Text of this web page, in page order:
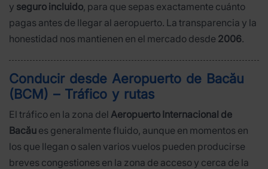
y seguro incluido, para que sepas exactamente cuánto
pagas antes de llegar al aeropuerto. La transparencia y la
honestidad nos mantienen en el mercado desde 2006.
Conducir desde Aeropuerto de Bacău
(BCM) – Tráfico y rutas
El tráfico en la zona del Aeropuerto Internacional de
Bacău es generalmente fluido, aunque en momentos en
los que llegan o salen varios vuelos pueden producirse
breves congestiones en la zona de acceso y cerca de la